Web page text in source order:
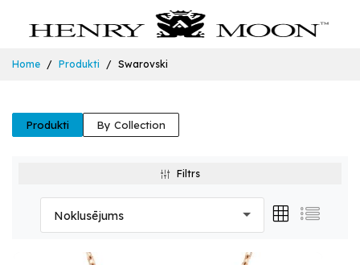
Home Produkti Swarovski
Produkti By Collection
Filtrs